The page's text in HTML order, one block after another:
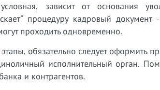
условная, зависит от основания
процедуру кадровый
проходить одновременно.
обязательно следует оформить
исполнительный орган.
и контрагентов.